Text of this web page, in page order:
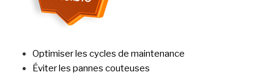
Optimiser les cycles de maintenance
Éviter les pannes couteuses